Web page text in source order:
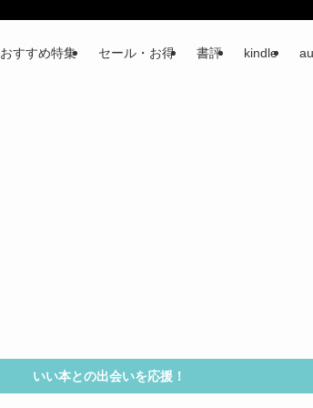
おすすめ特集 セール・お得 書評 kindle
いい本との出会いを応援！